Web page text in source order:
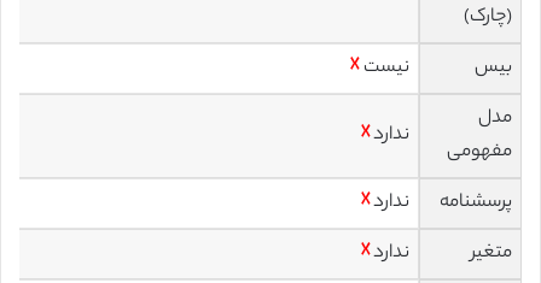
(چارک)
بیس نیست☓
مدل
مفهومی
ندارد☓
پرسشنامه ندارد☓
متغیر
ندارد☓